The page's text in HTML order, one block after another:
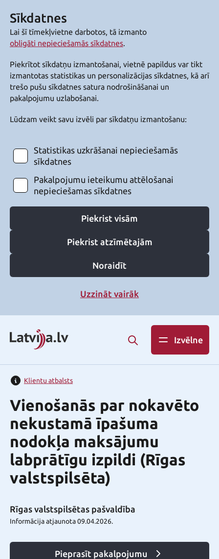
Sīkdatnes
Lai šī tīmekļvietne darbotos, tā izmanto
obligāti nepieciešamās sīkdatnes.
Piekrītot sīkdatņu izmantošanai, vietnē papildus var tikt
izmantotas statistikas un personalizācijas sīkdatnes, kā arī
trešo pušu sīkdatnes satura nodrošināšanai un
pakalpojumu uzlabošanai.
Lūdzam veikt savu izvēli par sīkdatņu izmantošanu:
Statistikas uzkrāšanai nepieciešamās
sīkdatnes
Pakalpojumu ieteikumu attēlošanai
nepieciešamas sīkdatnes
Piekrist visām
Piekrist atzīmētajām
Noraidīt
Uzzināt vairāk
Izvēlne
Klientu atbalsts
Vienošanās par nokavēto
nekustamā īpašuma
nodokļa maksājumu
labprātīgu izpildi (Rīgas
valstspilsēta)
Rīgas valstspilsētas pašvaldība
Informācija atjaunota 09.04.2026.
Pieprasīt pakalpojumu